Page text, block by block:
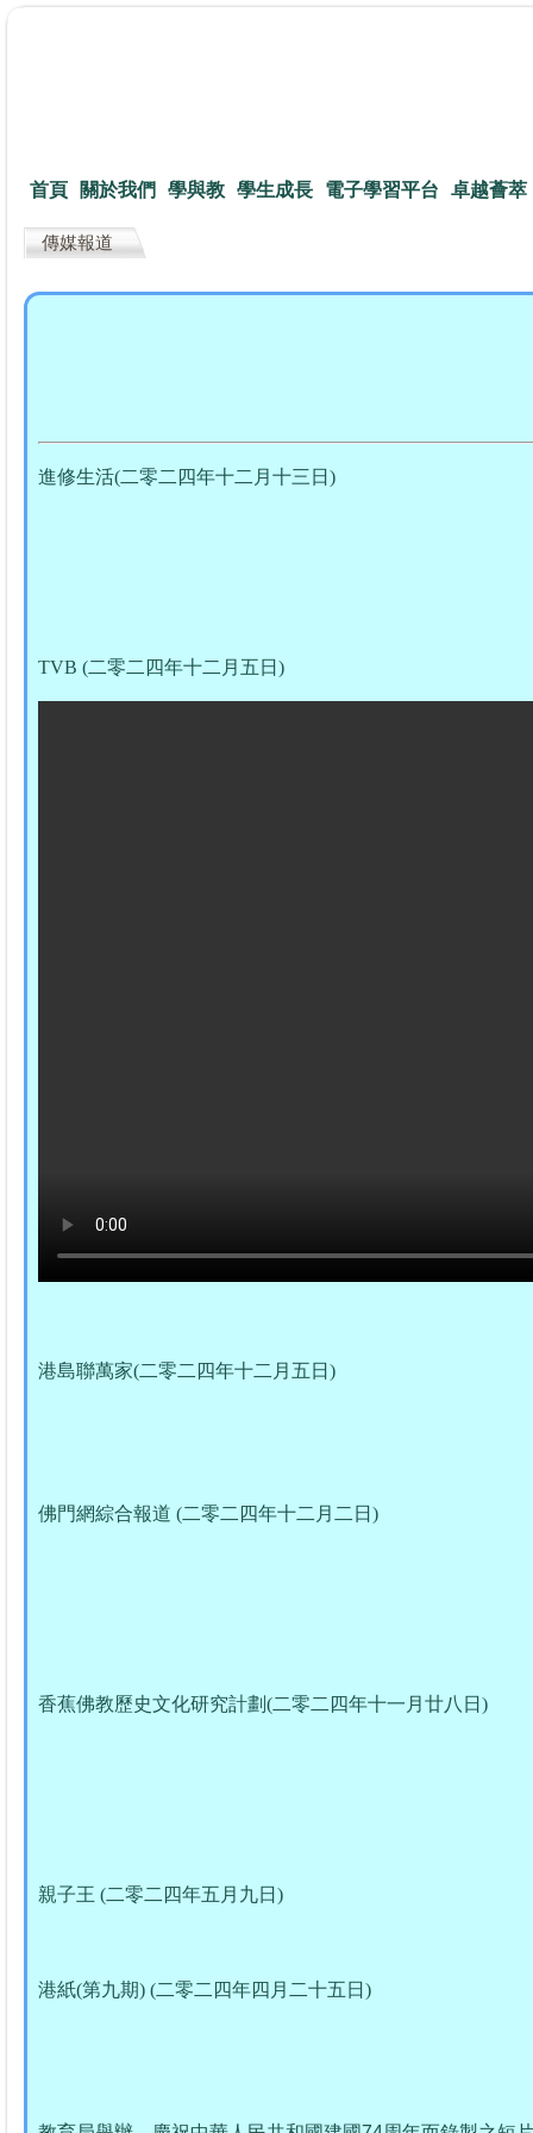
首頁 關於我們 學與教 學生成長 電子學習平台 卓越薈萃
傳媒報道
進修生活(二零二四年十二月十三日)
TVB (二零二四年十二月五日)
港島聯萬家(二零二四年十二月五日)
佛門網綜合報道 (二零二四年十二月二日)
香蕉佛教歷史文化研究計劃(二零二四年十一月廿八日)
親子王 (二零二四年五月九日)
港紙(第九期) (二零二四年四月二十五日)